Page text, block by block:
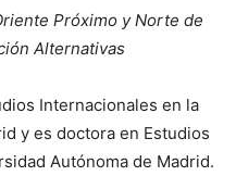
Próximo y Norte de
Alternativas
Internacionales en la
y es doctora en Estudios
Autónoma de Madrid.